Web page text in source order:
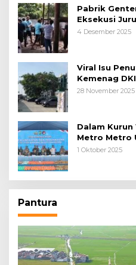
Pabrik
Eksekusi
Tangerang,
4 Desember 2025
Viral Isu
Kemenag
28 November 2025
Dalam
Metro Metro
1 Oktober 2025
Pantura